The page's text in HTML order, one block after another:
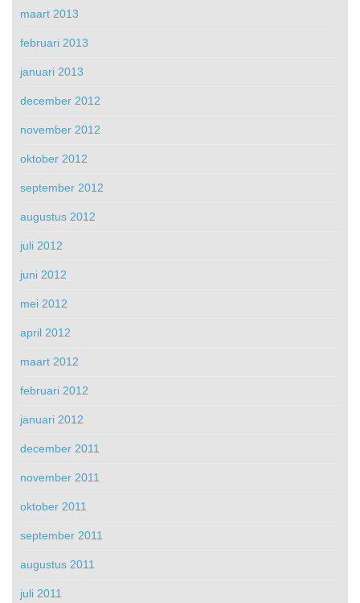
maart 2013
februari 2013
januari 2013
december 2012
november 2012
oktober 2012
september 2012
augustus 2012
juli 2012
juni 2012
mei 2012
april 2012
maart 2012
februari 2012
januari 2012
december 2011
november 2011
oktober 2011
september 2011
augustus 2011
juli 2011